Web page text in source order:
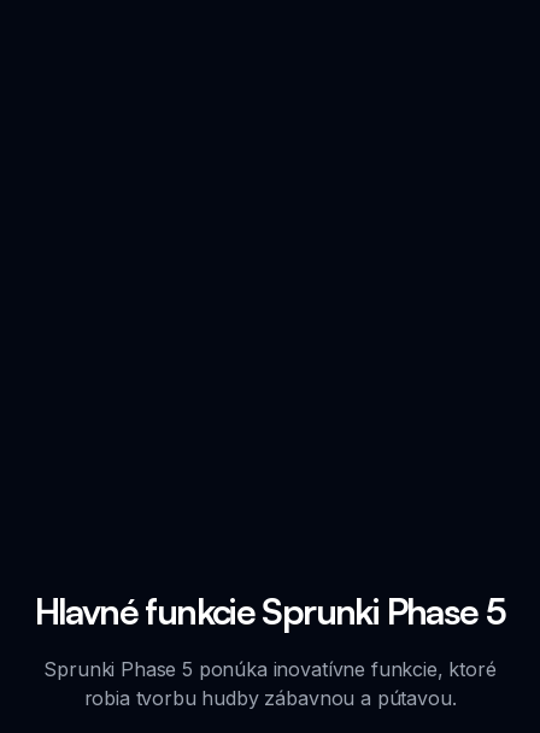
Hlavné funkcie Sprunki Phase 5
Sprunki Phase 5 ponúka inovatívne funkcie, ktoré
robia tvorbu hudby zábavnou a pútavou.